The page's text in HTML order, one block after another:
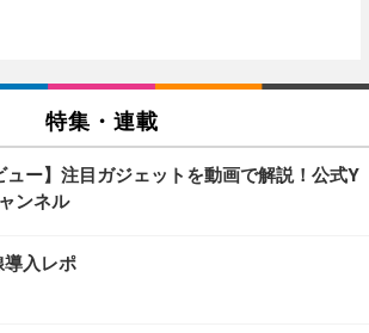
特集・連載
ュー】注目ガジェットを動画で解説！公式Y
ンネル
入レポ